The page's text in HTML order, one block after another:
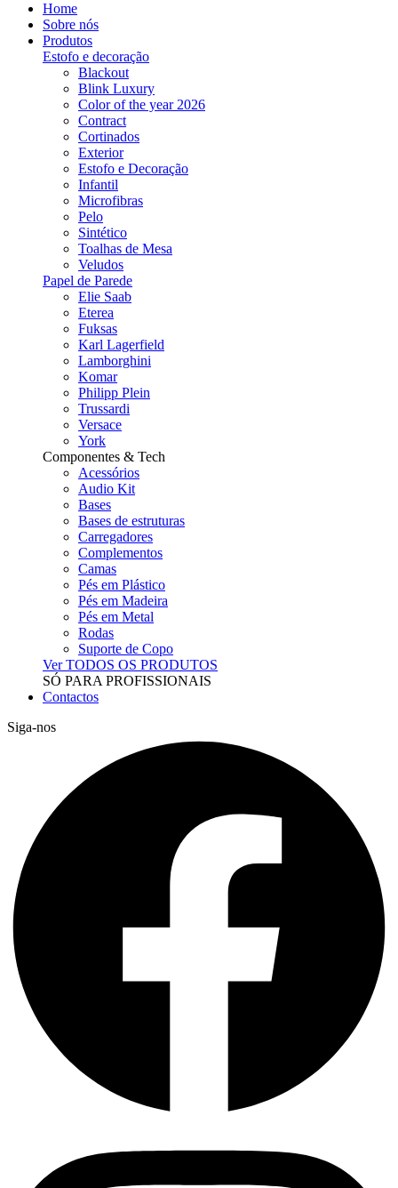
Home
Sobre nós
Produtos
Estofo e decoração
Blackout
Blink Luxury
Color of the year 2026
Contract
Cortinados
Exterior
Estofo e Decoração
Infantil
Microfibras
Pelo
Sintético
Toalhas de Mesa
Veludos
Papel de Parede
Elie Saab
Eterea
Fuksas
Karl Lagerfield
Lamborghini
Komar
Philipp Plein
Trussardi
Versace
York
Componentes & Tech
Acessórios
Audio Kit
Bases
Bases de estruturas
Carregadores
Complementos
Camas
Pés em Plástico
Pés em Madeira
Pés em Metal
Rodas
Suporte de Copo
Ver TODOS OS PRODUTOS
SÓ PARA PROFISSIONAIS
Contactos
Siga-nos